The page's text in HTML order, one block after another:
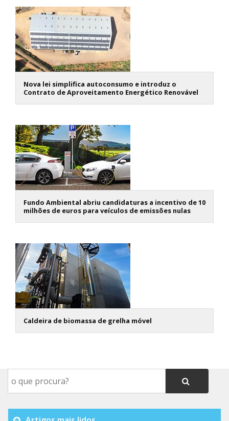
Nova lei simplifica autoconsumo e introduz o
Contrato de Aproveitamento Energético Renovável
Fundo Ambiental abriu candidaturas a incentivo de 10
milhões de euros para veículos de emissões nulas
Caldeira de biomassa de grelha móvel